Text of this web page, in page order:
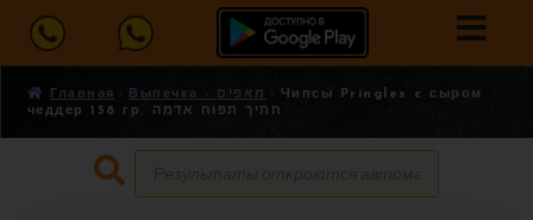
Главная Выпечка - מאפים
Чипсы Pringles c сыром
чеддер 158 гр. חתיך תפוח אדמה